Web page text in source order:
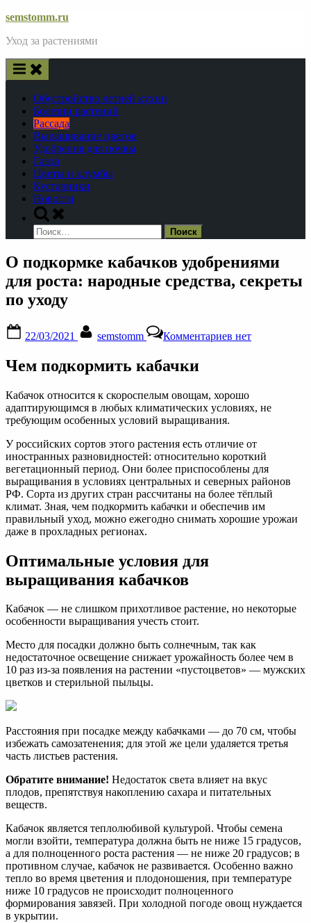
Skip
content
semstomm.ru
Уход за растениями
Обустройство летней кухни
Болезни растений
Рассада
Выращивание цветов
Удобрения для почвы
Газон
Цветы и клумбы
Кустарники
Новости
Toggle
search
form
Найти:
О подкормке кабачков удобрениями
для роста: народные средства, секреты
по уходу
on
22/03/2021 semstomm Комментариевзаписи
удобрениями
для
роста:
средства,
секреты
по
уходу
нет
Чем подкормить кабачки
Кабачок относится к скороспелым овощам, хорошо
адаптирующимся в любых климатических условиях, не
требующим особенных условий выращивания.
У российских сортов этого растения есть отличие от
иностранных разновидностей: относительно короткий
вегетационный период. Они более приспособлены для
выращивания в условиях центральных и северных районов
РФ. Сорта из других стран рассчитаны на более тёплый
климат. Зная, чем подкормить кабачки и обеспечив им
правильный уход, можно ежегодно снимать хорошие урожаи
даже в прохладных регионах.
Оптимальные условия для
выращивания кабачков
Кабачок — не слишком прихотливое растение, но некоторые
особенности выращивания учесть стоит.
Место для посадки должно быть солнечным, так как
недостаточное освещение снижает урожайность более чем в
10 раз из-за появления на растении «пустоцветов» — мужских
цветков и стерильной пыльцы.
Расстояния при посадке между кабачками — до 70 см, чтобы
избежать самозатенения; для этой же цели удаляется третья
часть листьев растения.
Обратите внимание! Недостаток света влияет на вкус
плодов, препятствуя накоплению сахара и питательных
веществ.
Кабачок является теплолюбивой культурой. Чтобы семена
могли взойти, температура должна быть не ниже 15 градусов,
а для полноценного роста растения — не ниже 20 градусов; в
противном случае, кабачок не развивается. Особенно важно
тепло во время цветения и плодоношения, при температуре
ниже 10 градусов не происходит полноценного
формирования завязей. При холодной погоде овощ нуждается
в укрытии.